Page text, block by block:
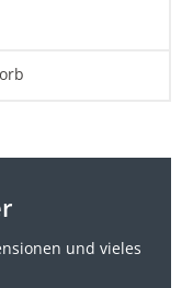
und vieles